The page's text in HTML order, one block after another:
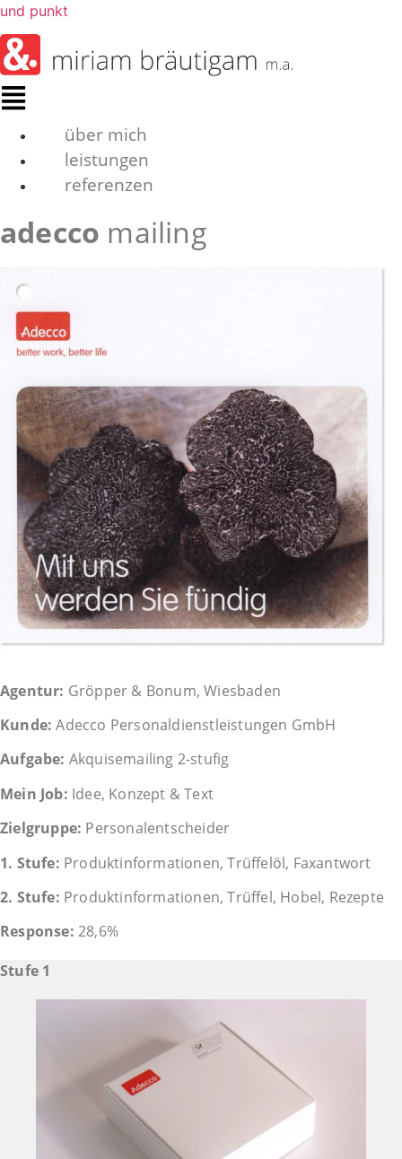
und punkt
Menü
über mich
leistungen
referenzen
adecco mailing
Agentur: Gröpper & Bonum, Wiesbaden
Kunde: Adecco Personaldienstleistungen GmbH
Aufgabe: Akquisemailing 2-stufig
Mein Job: Idee, Konzept & Text
Zielgruppe: Personalentscheider
1. Stufe: Produktinformationen, Trüffelöl, Faxantwort
2. Stufe: Produktinformationen, Trüffel, Hobel, Rezepte
Response: 28,6%
Stufe 1